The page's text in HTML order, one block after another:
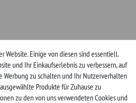
Website. Einige von diesen sind essentiell.
und Ihr Einkaufserlebnis zu verbessern, auf
Werbung zu schalten und Ihr Nutzerverhalten
Produkte für Zuhause zu
zu den von uns verwendeten Cookies und